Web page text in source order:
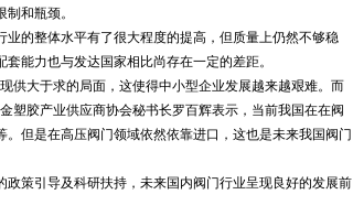
和瓶颈。
的整体水平有了很大程度的提高，但质量上仍然不够稳
能力也与发达国家相比尚存在一定的差距。
大于求的局面，这使得中小型企业发展越来越艰难。而
塑胶产业供应商协会秘书长罗百辉表示，当前我国在在阀
但是在高压阀门领域依然依靠进口，这也是未来我国阀门
策引导及科研扶持，未来国内阀门行业呈现良好的发展前